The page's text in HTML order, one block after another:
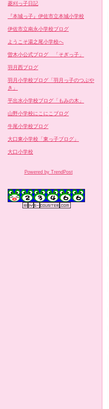
菱刈っ子日記
『本城っ子』伊佐市立本城小学校
伊佐市立南永小学校ブログ
ようこそ湯之尾小学校へ
曽木小公式ブログ 「そぎっ子」
羽月西ブログ
羽月小学校ブログ「羽月っ子のつぶや
き」
平出水小学校ブログ「もみの木」
山野小学校にこにこブログ
牛尾小学校ブログ
大口東小学校「東っ子ブログ」
大口小学校
Powered by TrendPost